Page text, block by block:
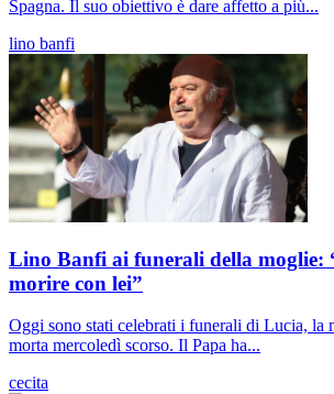
Spagna. Il suo obiettivo è dare affetto a più...
lino banfi
Lino Banfi ai funerali della moglie:
morire con lei”
Oggi sono stati celebrati i funerali di Lucia,
morta mercoledì scorso. Il Papa ha...
cecita